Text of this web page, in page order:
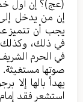
(عج)؟ إن أول
إن من يدخل
يجب أن تتميز
في ذلك،
في الحرم
صوتها مستغيثة.
يهدأ بالها إلا
استشعر فقد